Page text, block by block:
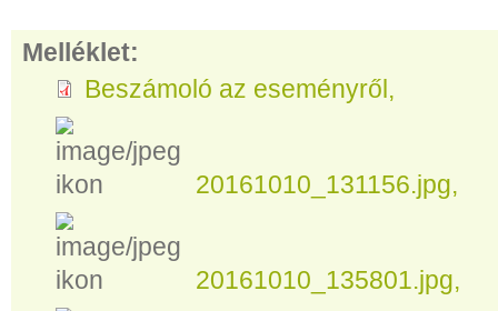
Melléklet:
Beszámoló az eseményről
20161010_131156.jpg
20161010_135801.jpg